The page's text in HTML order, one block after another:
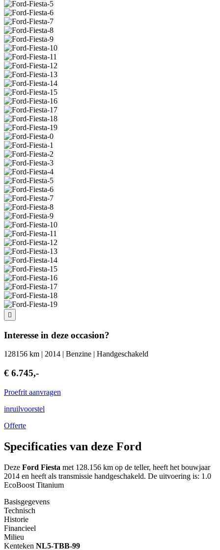
Interesse in deze occasion?
128156 km | 2014 | Benzine | Handgeschakeld
€ 6.745,-
Proefrit aanvragen
inruilvoorstel
Offerte
Specificaties van deze Ford
Deze Ford Fiesta met 128.156 km op de teller, heeft het bouwjaar
2014 en heeft als transmissie handgeschakeld. De uitvoering is: 1.0
EcoBoost Titanium
Basisgegevens
Technisch
Historie
Financieel
Milieu
Kenteken NL5-TBB-99